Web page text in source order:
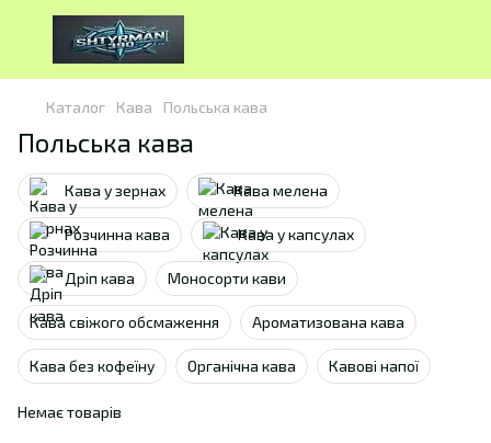
Каталог Кава Польська кава
Польська кава
Кава у зернах Кава мелена
Розчинна кава Кава у капсулах
Дріп кава Моносорти кави
Кава свіжого обсмаження Ароматизована кава
Кава без кофеїну Органічна кава Кавові напої
Немає товарів